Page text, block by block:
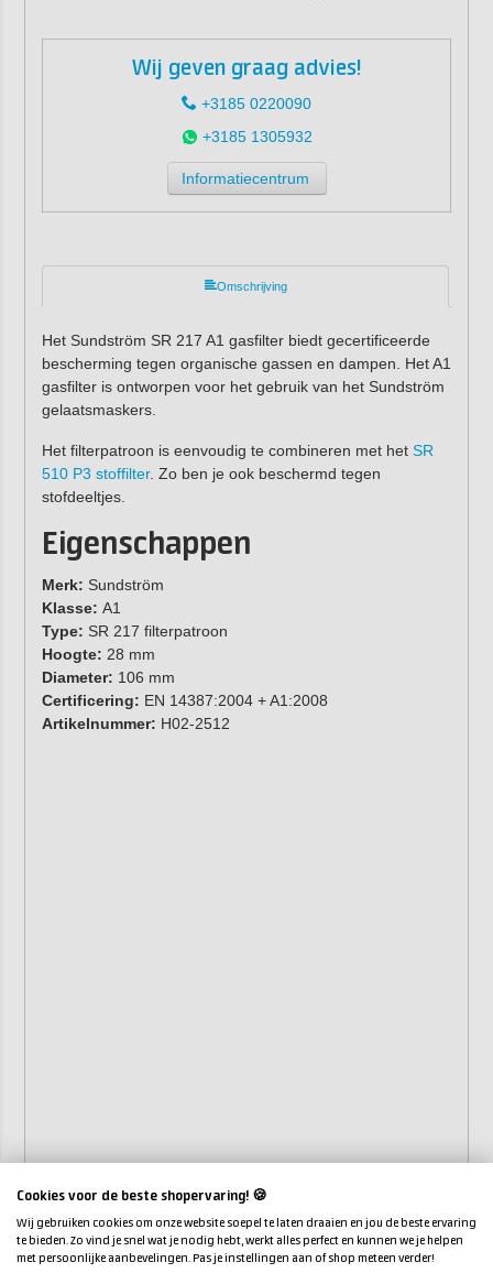
Wij geven graag advies!
+3185 0220090
+3185 1305932
Informatiecentrum
Omschrijving
Het Sundström SR 217 A1 gasfilter biedt gecertificeerde
bescherming tegen organische gassen en dampen. Het A1
gasfilter is ontworpen voor het gebruik van het Sundström
gelaatsmaskers.
Het filterpatroon is eenvoudig te combineren met het SR
510 P3 stoffilter. Zo ben je ook beschermd tegen
stofdeeltjes.
Eigenschappen
Merk: Sundström
Klasse: A1
Type: SR 217 filterpatroon
Hoogte: 28 mm
Diameter: 106 mm
Certificering: EN 14387:2004 + A1:2008
Artikelnummer: H02-2512
Cookies voor de beste shopervaring! 🍪
Wij gebruiken cookies om onze website soepel te laten draaien en jou de beste ervaring
te bieden. Zo vind je snel wat je nodig hebt, werkt alles perfect en kunnen we je helpen
met persoonlijke aanbevelingen. Pas je instellingen aan of shop meteen verder!